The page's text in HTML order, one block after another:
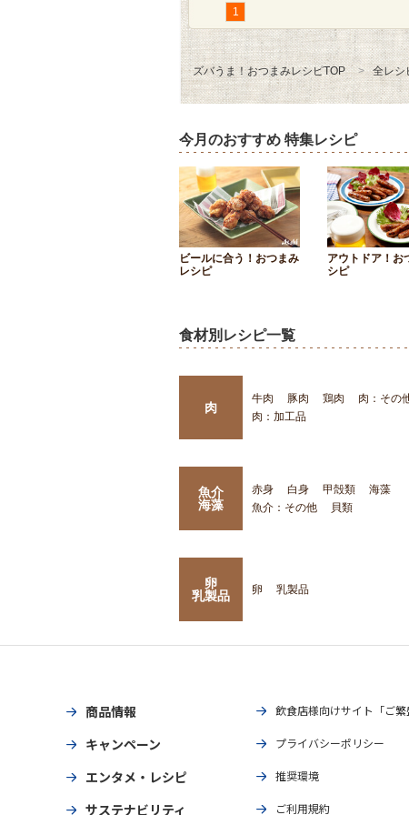
1
ズバうま！おつまみレシピTOP 全レシ
今月のおすすめ 特集レシピ
ビールに合う！おつまみ
レシピ
アウトドア！お
シピ
食材別レシピ一覧
肉
牛肉 豚肉 鶏肉
肉：その
肉：加工品
魚介
海藻
赤身 白身 甲殻類
海藻
魚介：その他
貝類
卵
乳製品
卵 乳製品
商品情報
キャンペーン
エンタメ・レシピ
サステナビリティ
飲食店様向けサイト「ご繁
プライバシーポリシー
推奨環境
ご利用規約